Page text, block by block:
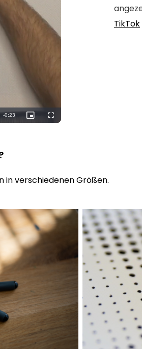
TikTok
in verschiedenen Größen.